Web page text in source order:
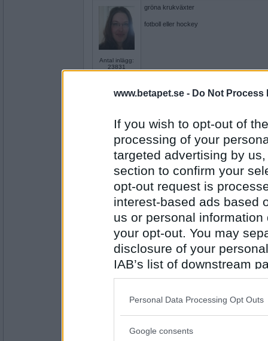
www.betapet.se - Do Not Process
If you wish to opt-out of
processing of your
targeted advertising by
section to confirm your
opt-out request is
interest-based ads based
us or personal
your opt-out. You may
disclosure of your
IAB’s list of downstream
also be disclosed by us
Downstream Participants
Please note that this
Personal Data Processing Opt Outs
Google consents
Antal inlägg:
23831
gröna krukväxter
fotboll eller hockey
Antal inlägg:
24323
Färska hallon eller jordgubbar
Antal inlägg:
1176
Hockey
saltlakris eller sötlakris